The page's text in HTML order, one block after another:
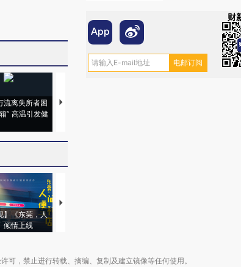
流离失所者困
” 高温引发健
视线｜HYROX的吸金
】《东莞，人
倾情上线
【推广】走进第四届链博
财
可，禁止进行转载、摘编、复制及建立镜像等任何使用。